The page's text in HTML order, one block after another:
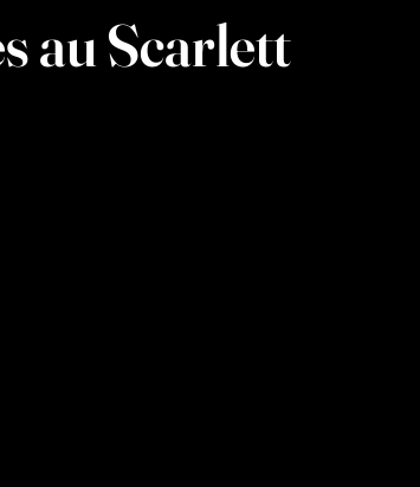
au Scarlett